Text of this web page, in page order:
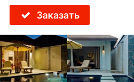
Заказать